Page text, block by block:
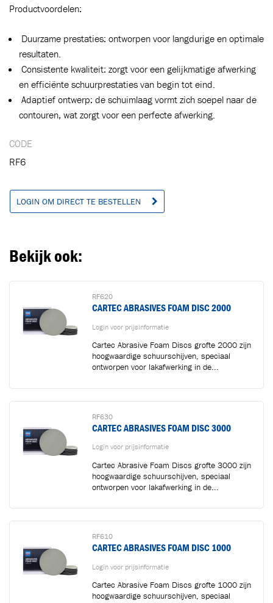
Productvoordelen:
Duurzame prestaties: ontworpen voor langdurige en optimale
resultaten.
Consistente kwaliteit: zorgt voor een gelijkmatige afwerking
en efficiënte schuurprestaties van begin tot eind.
Adaptief ontwerp: de schuimlaag vormt zich soepel naar de
contouren, wat zorgt voor een perfecte afwerking.
CODE
RF6
LOGIN OM DIRECT TE BESTELLEN
Bekijk ook:
RF620
CARTEC ABRASIVES FOAM DISC 2000
Login voor prijsinformatie
Cartec Abrasive Foam Discs grofte 2000 zijn
hoogwaardige schuurschijven, speciaal
ontworpen voor lakafwerking in de...
RF630
CARTEC ABRASIVES FOAM DISC 3000
Login voor prijsinformatie
Cartec Abrasive Foam Discs grofte 3000 zijn
hoogwaardige schuurschijven, speciaal
ontworpen voor lakafwerking in de...
RF610
CARTEC ABRASIVES FOAM DISC 1000
Login voor prijsinformatie
Cartec Abrasive Foam Discs grofte 1000 zijn
hoogwaardige schuurschijven, speciaal
VERDER WINKELEN